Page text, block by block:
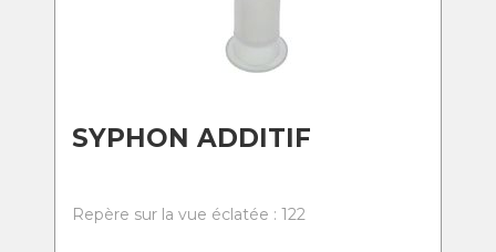
SYPHON ADDITIF
Repère sur la vue éclatée : 122